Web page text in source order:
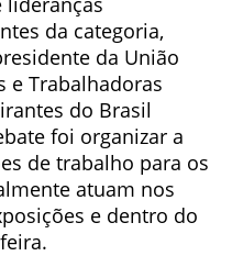
da categoria,
da União
e Trabalhadoras
do Brasil
foi organizar a
de trabalho para os
atuam nos
e dentro do